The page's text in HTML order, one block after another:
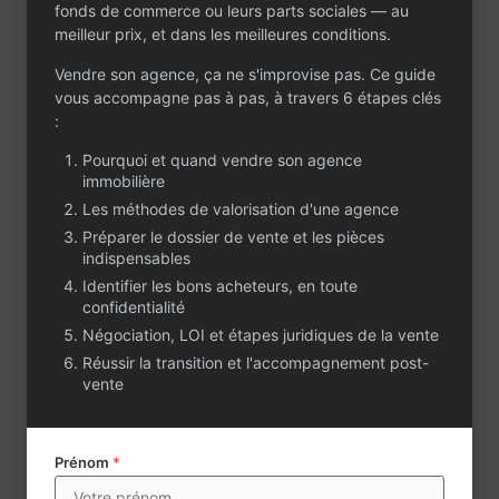
comprenant un
bureau d’accueil, une
salle d’attente, quatre
bureaux et une salle
de réunion, favorisant
travail fluide et
efficace. - Des
équipements de
qualité, incluant
photocopieur,
standard
téléphonique et
matériel informatique
performant. L’agence
s’appuie sur une
équipe dynamique et
maintenir l’ activité
de l’agence malgré
fonds de commerce ou leurs parts sociales — au
meilleur prix, et dans les meilleures conditions.
Vendre son agence, ça ne s'improvise pas. Ce guide
vous accompagne pas à pas, à travers 6 étapes clés
:
Pourquoi et quand vendre son agence
immobilière
Les méthodes de valorisation d'une agence
Préparer le dossier de vente et les pièces
indispensables
Identifier les bons acheteurs, en toute
confidentialité
Négociation, LOI et étapes juridiques de la vente
Réussir la transition et l'accompagnement post-
vente
Prénom *